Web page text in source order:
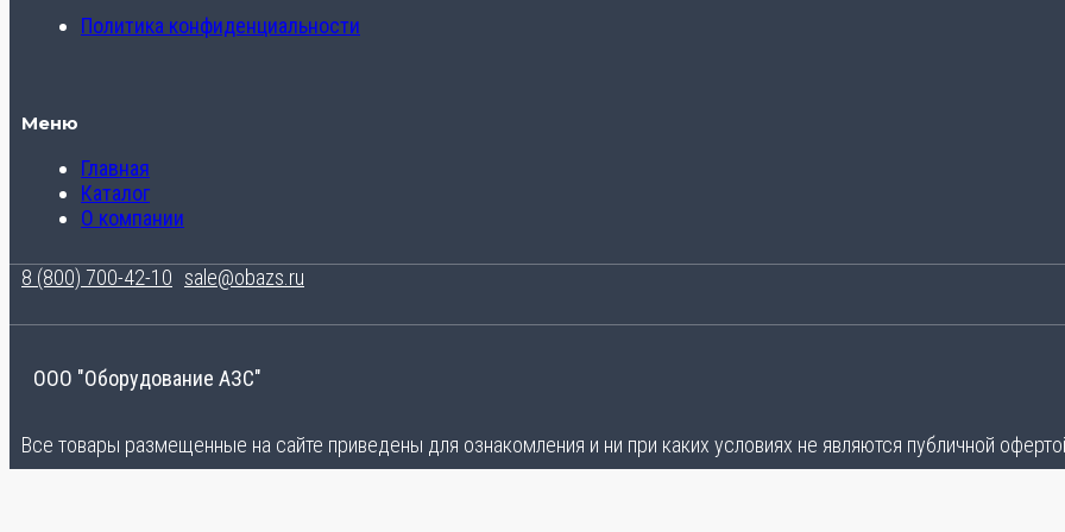
Политика конфиденциальности
Меню
Главная
Каталог
О компании
8 (800) 700-42-10 sale@obazs.ru
ООО "Оборудование АЗС"
Все товары размещенные на сайте приведены для ознакомления и ни при каких условиях не являются публичной